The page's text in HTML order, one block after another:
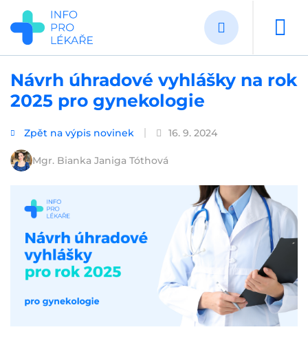
Přejít
hlavnímu
obsahu
Návrh úhradové vyhlášky na rok
2025 pro gynekologie
Zpět na výpis novinek 16. 9. 2024
Mgr. Bianka Janiga Tóthová